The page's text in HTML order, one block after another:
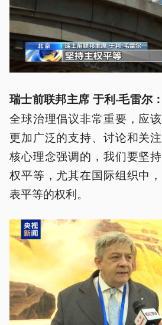
瑞士前联邦主席 于利·毛雷尔：
全球治理倡议非常重要，应
更加广泛的支持、讨论和关
核心理念强调的，我们要坚
权平等，尤其在国际组织中
表平等的权利。